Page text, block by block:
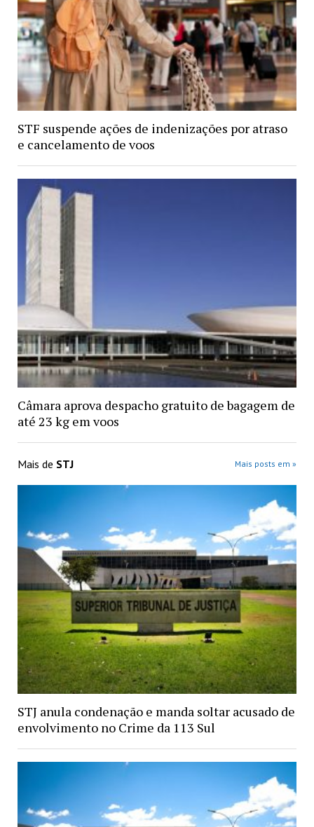
STF suspende ações de indenizações por atraso
e cancelamento de voos
Câmara aprova despacho gratuito de bagagem de
até 23 kg em voos
Mais de STJ Mais posts em »
STJ anula condenação e manda soltar acusado de
envolvimento no Crime da 113 Sul